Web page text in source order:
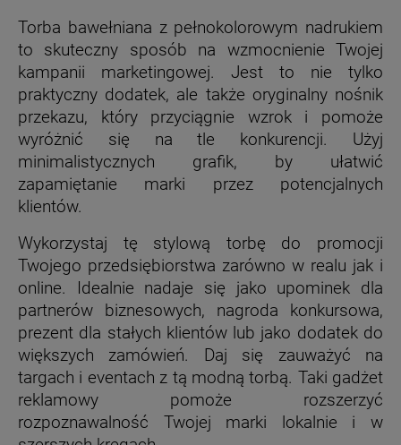
Torba bawełniana z pełnokolorowym nadrukiem
to skuteczny sposób na wzmocnienie Twojej
kampanii marketingowej. Jest to nie tylko
praktyczny dodatek, ale także oryginalny nośnik
przekazu, który przyciągnie wzrok i pomoże
wyróżnić się na tle konkurencji. Użyj
minimalistycznych grafik, by ułatwić
zapamiętanie marki przez potencjalnych
klientów.
Wykorzystaj tę stylową torbę do promocji
Twojego przedsiębiorstwa zarówno w realu jak i
online. Idealnie nadaje się jako upominek dla
partnerów biznesowych, nagroda konkursowa,
prezent dla stałych klientów lub jako dodatek do
większych zamówień. Daj się zauważyć na
targach i eventach z tą modną torbą. Taki gadżet
reklamowy pomoże rozszerzyć
rozpoznawalność Twojej marki lokalnie i w